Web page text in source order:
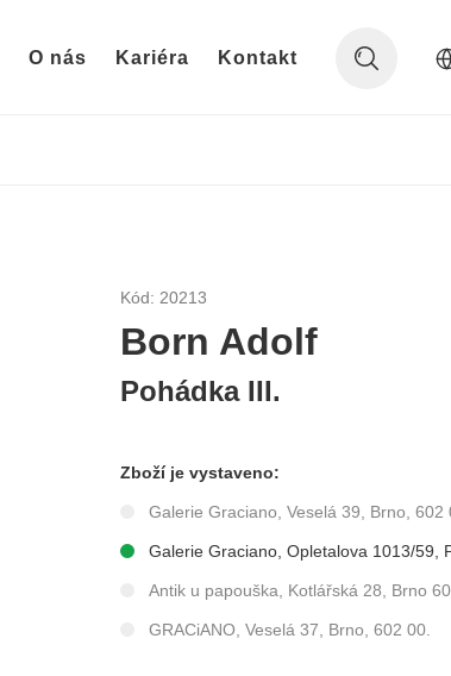
O nás Kariéra Kontakt
Kód: 20213
Born Adolf
Pohádka III.
Zboží je vystaveno:
Galerie Graciano, Veselá 39, Brno, 602
Galerie Graciano, Opletalova 1013/59,
Antik u papouška, Kotlářská 28, Brno
GRACiANO, Veselá 37, Brno, 602 00.